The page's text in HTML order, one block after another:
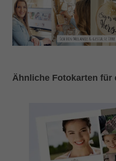
Ähnliche Fotokarten für